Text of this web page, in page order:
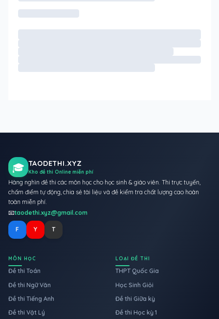
🎓 TAODETHI.XYZ
Kho đề thi Online miễn phí
Hàng nghìn đề thi các môn học cho học sinh & giáo viên. Thi trực tuyến,
chấm điểm tự động, chia sẻ tài liệu và đề kiểm tra chất lượng cao hoàn
toàn miễn phí.
📧taodethi.xyz@gmail.com
F Y T
MÔN HỌC
Đề thi Toán
Đề thi Ngữ Văn
Đề thi Tiếng Anh
Đề thi Vật Lý
LOẠI ĐỀ THI
THPT Quốc Gia
Học Sinh Giỏi
Đề thi Giữa kỳ
Đề thi Học kỳ 1